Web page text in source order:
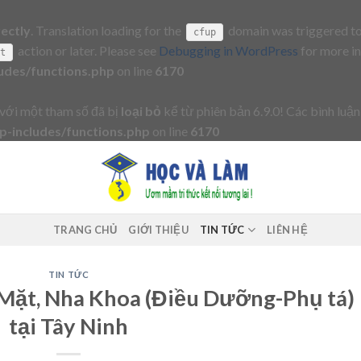
. Translation loading for the cfup
domain was triggered
action or later. Please see Debugging in WordPress for more
functions.php on line 6170
một tham số đã bị loại bỏ kể từ phiên bản 6.9.0! Các bình
includes/functions.php on line 6170
TRANG CHỦ GIỚI THIỆU TIN TỨC LIÊN HỆ
TIN TỨC
Nha Khoa (Điều Dưỡng-Phụ tá)
tại Tây Ninh